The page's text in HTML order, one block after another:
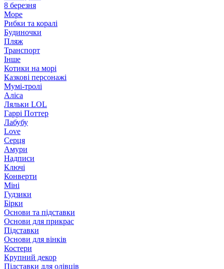
8 березня
Море
Рибки та коралі
Будиночки
Пляж
Транспорт
Інше
Котики на морі
Казкові персонажі
Мумі-тролі
Аліса
Ляльки LOL
Гаррі Поттер
Лабубу
Love
Серця
Амури
Надписи
Ключі
Конверти
Міні
Гудзики
Бірки
Основи та підставки
Основи для прикрас
Підставки
Основи для вінків
Костери
Крупний декор
Підставки для олівців